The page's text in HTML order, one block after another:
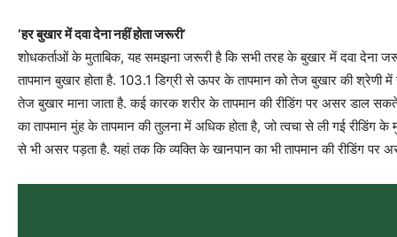
‘हर बुखार में दवा देना नहीं होता जरूरी’
शोधकर्ताओं के मुताबिक, यह समझना जरूरी है कि सभी तरह के बुखार में दवा देना
तापमान बुखार होता है. 103.1 डिग्री से ऊपर के तापमान को तेज बुखार की श्रेणी में
तेज बुखार माना जाता है. कई कारक शरीर के तापमान की रीडिंग पर असर डाल
का तापमान मुंह के तापमान की तुलना में अधिक होता है, जो त्वचा से ली गई रीडिंग
से भी असर पड़ता है. यहां तक ​​कि व्यक्ति के खानपान का भी तापमान की रीडिंग पर